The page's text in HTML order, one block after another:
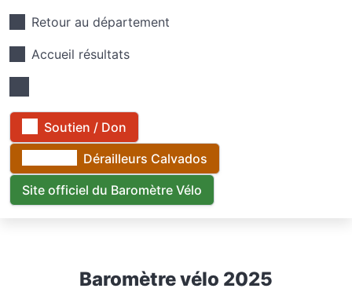
Retour au département
Accueil résultats
Soutien / Don
Dérailleurs Calvados
Site officiel du Baromètre Vélo
Baromètre vélo 2025